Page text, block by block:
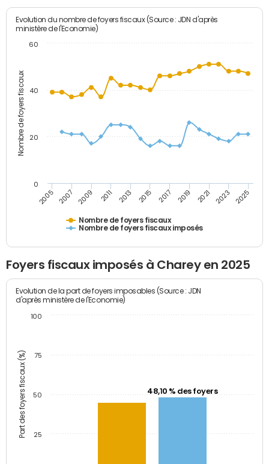
Nombre de foyers fiscaux
Evolution du nombre de foyers fiscaux (Source : JDN d'après
ministère de l'Economie)
Nombre de foyers fiscaux
Nombre de foyers fiscaux imposés
2005 2007 2009 2011 2013 2015 2017 2019 2021 2023 2025
0
20
40
60
Foyers fiscaux imposés à Charey en 2025
Part des foyers fiscaux (%)
Evolution de la part de foyers imposables (Source : JDN
d'après ministère de l'Economie)
48,10 % des foyers
25
50
75
100